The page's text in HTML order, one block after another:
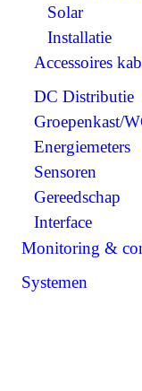
BMS (Battery
Solar
Installatie
Accessoires
Perskabelogen
Isolatiekappen
Stekkers
Krimpkousen
DC Distributie
Groepenkast/
Energiemeters
Sensoren
Gereedschap
Interface
Monitoring &
Accumonitors
Systemen